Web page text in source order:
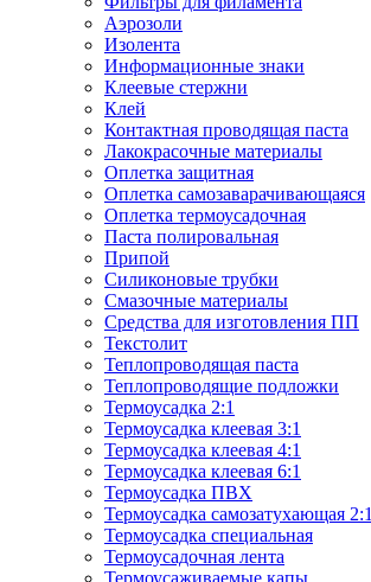
Аэрозоли
Изолента
Информационные знаки
Клеевые стержни
Клей
Контактная проводящая паста
Лакокрасочные материалы
Оплетка защитная
Оплетка самозаварачивающаяся
Оплетка термоусадочная
Паста полировальная
Припой
Силиконовые трубки
Смазочные материалы
Средства для изготовления ПП
Текстолит
Теплопроводящая паста
Теплопроводящие подложки
Термоусадка 2:1
Термоусадка клеевая 3:1
Термоусадка клеевая 4:1
Термоусадка клеевая 6:1
Термоусадка ПВХ
Термоусадка самозатухающая 2:1
Термоусадка специальная
Термоусадочная лента
Термоусаживаемые капы